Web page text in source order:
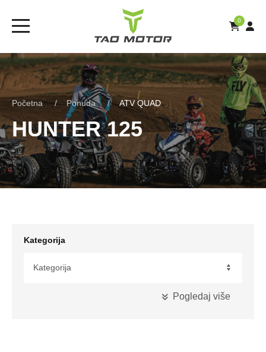
0
Početna Ponuda ATV QUAD
HUNTER 125
Kategorija
Pogledaj više